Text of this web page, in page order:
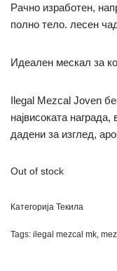
Рачно изработен,
полно тело. лесен
Идеален мескал за
Ilegal Mezcal Joven
највисоката
дадени за изглед,
Out of stock
Категорија Текила
Tags: ilegal mezcal mk,